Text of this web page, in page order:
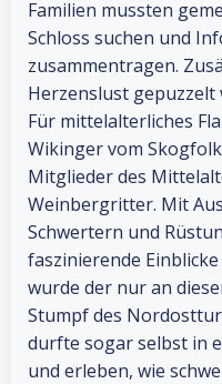
Familien mussten
Schloss suchen und
zusammentragen.
Herzenslust gepuzzelt
Für mittelalterliches
Wikinger vom
Mitglieder des
Weinbergritter. Mit
Schwertern und
faszinierende
wurde der nur an
Stumpf des
durfte sogar selbst in
und erleben, wie